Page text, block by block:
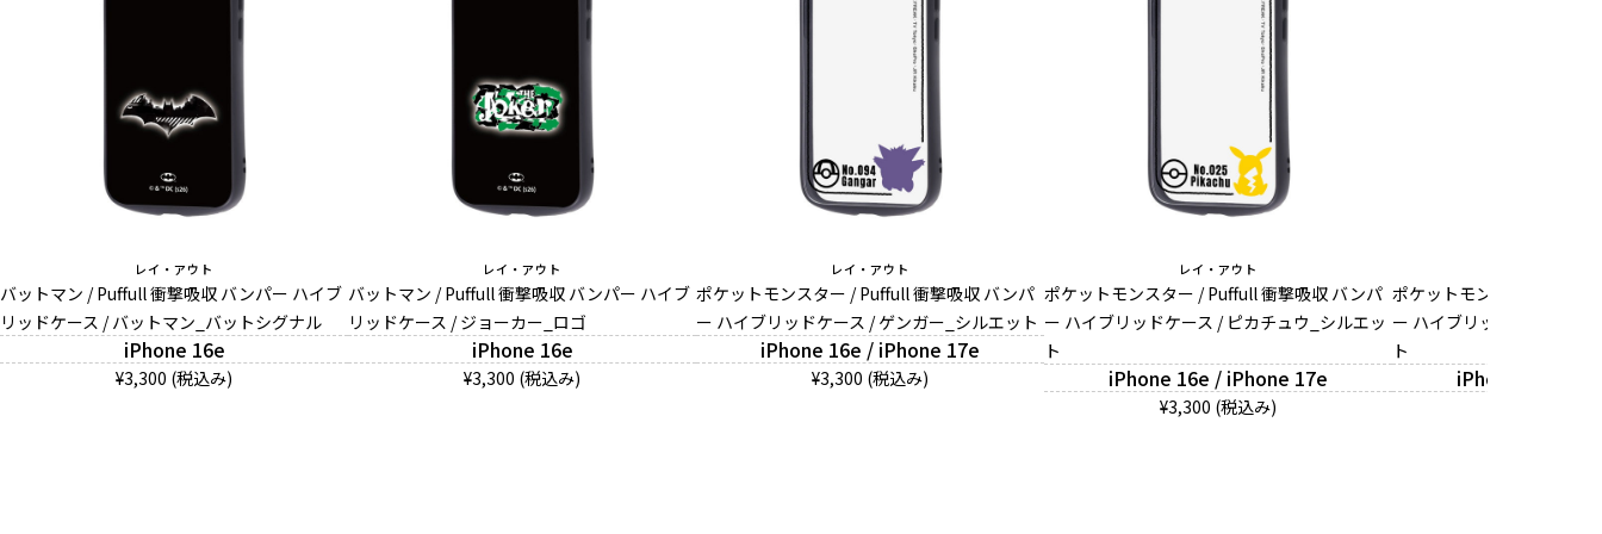
レイ・アウト
バットマン / Puffull 衝撃吸収 バンパー ハイブ
リッドケース / バットマン_バットシグナル
iPhone 16e
¥3,300 (税込み)
レイ・アウト
バットマン / Puffull 衝撃吸収 バンパー ハイブ
リッドケース / ジョーカー_ロゴ
iPhone 16e
¥3,300 (税込み)
レイ・アウト
ポケットモンスター / Puffull 衝撃吸収 バンパ
ー ハイブリッドケース / ゲンガー_シルエット
iPhone 16e / iPhone 17e
¥3,300 (税込み)
レイ・アウト
ポケットモンスター / Puffull 衝撃吸収 バンパ
ー ハイブリッドケース / ピカチュウ_シルエッ
ト
iPhone 16e / iPhone 17e
¥3,300 (税込み)
ポケットモンスター /
ー ハイブリッドケース / ブ
ト
iPhone 16e /